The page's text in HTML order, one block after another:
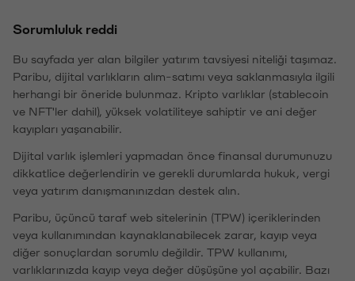
Sorumluluk reddi
Bu sayfada yer alan bilgiler yatırım tavsiyesi niteliği taşımaz.
Paribu, dijital varlıkların alım-satımı veya saklanmasıyla ilgili
herhangi bir öneride bulunmaz. Kripto varlıklar (stablecoin
ve NFT'ler dahil), yüksek volatiliteye sahiptir ve ani değer
kayıpları yaşanabilir.
Dijital varlık işlemleri yapmadan önce finansal durumunuzu
dikkatlice değerlendirin ve gerekli durumlarda hukuk, vergi
veya yatırım danışmanınızdan destek alın.
Paribu, üçüncü taraf web sitelerinin (TPW) içeriklerinden
veya kullanımından kaynaklanabilecek zarar, kayıp veya
diğer sonuçlardan sorumlu değildir. TPW kullanımı,
varlıklarınızda kayıp veya değer düşüşüne yol açabilir. Bazı